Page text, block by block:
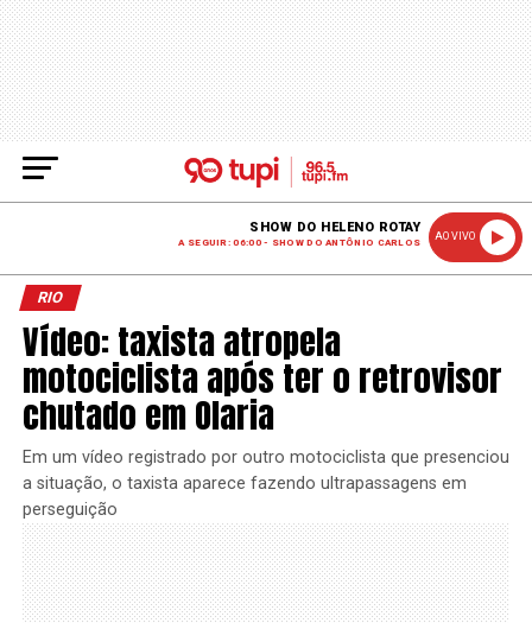
SHOW DO HELENO ROTAY
A SEGUIR: 06:00 - SHOW DO ANTÔNIO CARLOS
AO VIVO
RIO
Vídeo: taxista atropela
motociclista após ter o retrovisor
chutado em Olaria
Em um vídeo registrado por outro motociclista que presenciou
a situação, o taxista aparece fazendo ultrapassagens em
perseguição